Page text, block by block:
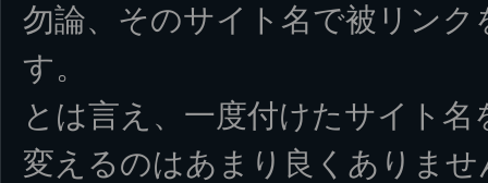
勿論、そのサイト名で被リン
す。
とは言え、一度付けたサイト
変えるのはあまり良くありま